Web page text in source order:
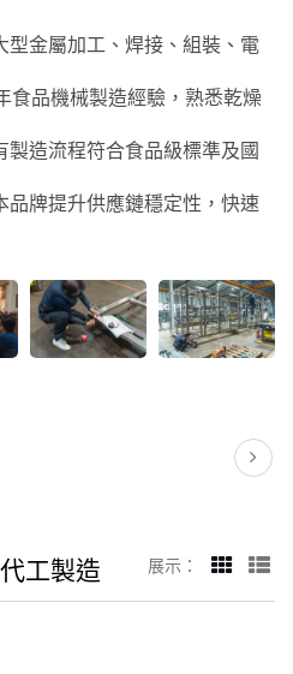
型金屬加工、焊接、組裝、電
食品機械製造經驗，熟悉乾燥
製造流程符合食品級標準及國
品牌提升供應鏈穩定性，快速
工製造 展示：